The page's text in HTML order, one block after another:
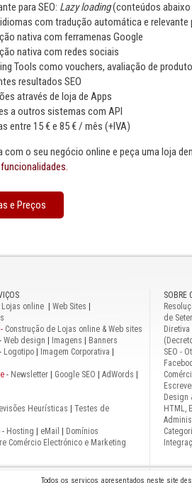
para SEO: Lazy loading(conteúdos abaixo
com tradução automática e relevante
nativa com ferramenas Google
nativa com redes sociais
Tools como vouchers, avaliação de
resultados SEO
através de loja de Apps
a outros sistemas com API
entre 15 € e 85 € / mês (+IVA)
com o seu negócio online e peça uma loja
e Preços
Lojas online Web Sites
Construção de Lojas online & Web sites
- Web design Imagens
Banners
- Logotipo Imagem Corporativa
- Newsletter Google SEO AdWords
Heurísticas
Testes de
- Hosting eMail
Domínios
Comércio Electrónico e Marketing
SOBRE
de
SEO -
Design
HTML,
Todos os serviços apresentados neste site